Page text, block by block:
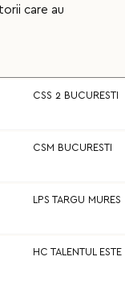
care au
CSS 2 BUCURESTI
CSM BUCURESTI
LPS TARGU MURES
HC TALENTUL